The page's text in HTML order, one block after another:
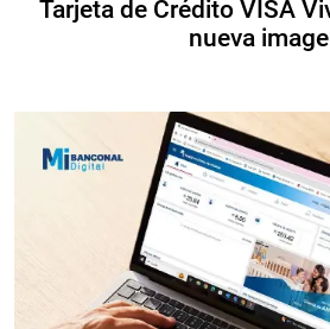
Tarjeta de Crédito VISA
nueva